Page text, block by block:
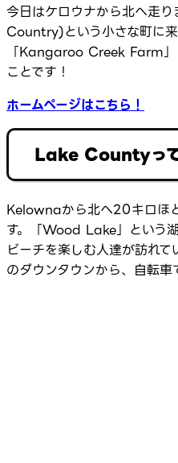
今日はケロウナから北へ走
Country)という小さな町に
「Kangaroo Creek Farm」
ことです！
ホームページはこちら！
Lake Countyっ
Kelownaから北へ20キロほ
す。「Wood Lake」という
ビーチを楽しむ人達が訪れ
のダウンタウンから、自転